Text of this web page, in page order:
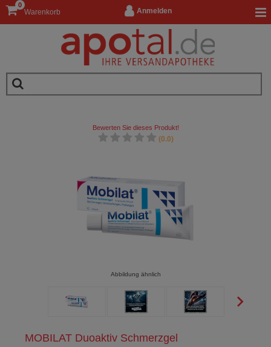
Anmelden
Warenkorb
0
MOBILAT Duoaktiv Schmerzgel
Bewerten Sie dieses Produkt!
(0.0)
Abbildung ähnlich